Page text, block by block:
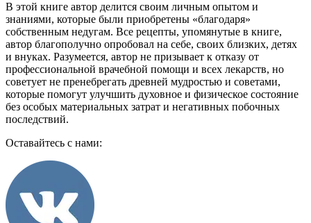
В этой книге автор делится своим личным опытом и
знаниями, которые были приобретены «благодаря»
собственным недугам. Все рецепты, упомянутые в книге,
автор благополучно опробовал на себе, своих близких, детях
и внуках. Разумеется, автор не призывает к отказу от
профессиональной врачебной помощи и всех лекарств, но
советует не пренебрегать древней мудростью и советами,
которые помогут улучшить духовное и физическое состояние
без особых материальных затрат и негативных побочных
последствий.
Оставайтесь с нами: